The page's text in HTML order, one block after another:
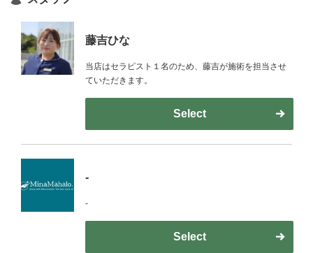
藤吉ひな
当店はセラピスト１名のため、藤吉が施術を担当させ
ていただきます。
Select
-
-
Select